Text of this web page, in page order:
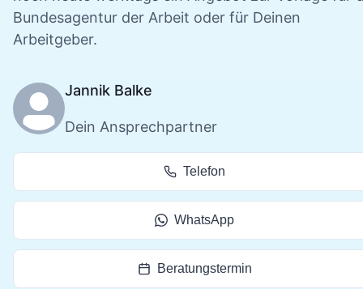
Bundesagentur der Arbeit oder für Deinen
Arbeitgeber.
Jannik Balke
Dein Ansprechpartner
Telefon
WhatsApp
Beratungstermin